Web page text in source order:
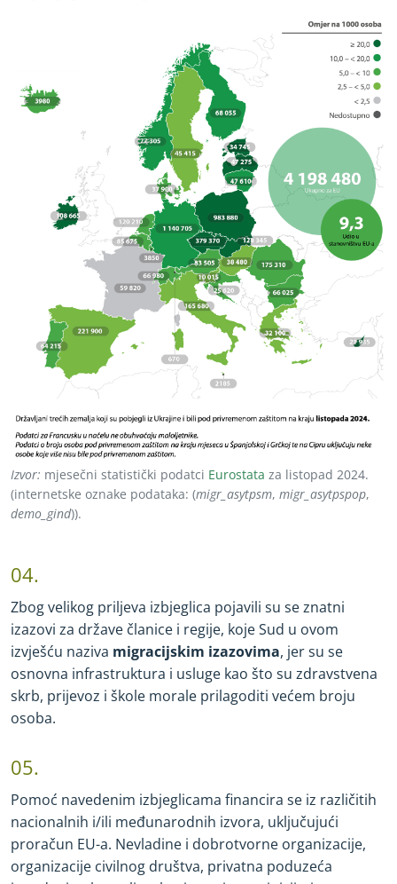
Izvor: mjesečni statistički podatci Eurostata za listopad 2024.
(internetske oznake podataka: (migr_asytpsm, migr_asytpspop,
demo_gind)).
04.
Zbog velikog priljeva izbjeglica pojavili su se znatni
izazovi za države članice i regije, koje Sud u ovom
izvješću naziva migracijskim izazovima, jer su se
osnovna infrastruktura i usluge kao što su zdravstvena
skrb, prijevoz i škole morale prilagoditi većem broju
osoba.
05.
Pomoć navedenim izbjeglicama financira se iz različitih
nacionalnih i/ili međunarodnih izvora, uključujući
proračun EU-a. Nevladine i dobrotvorne organizacije,
organizacije civilnog društva, privatna poduzeća